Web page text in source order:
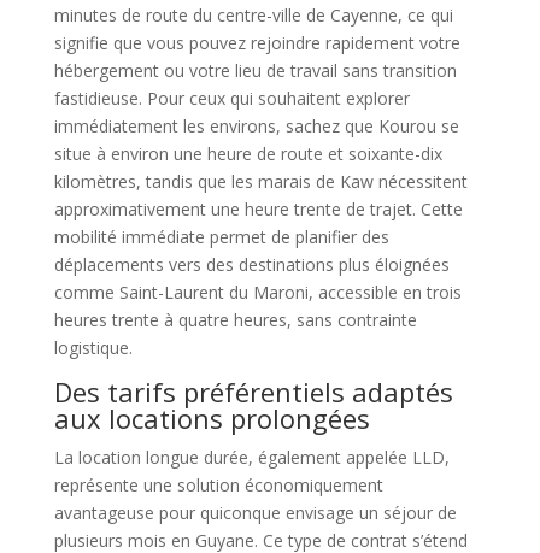
minutes de route du centre-ville de Cayenne, ce qui
signifie que vous pouvez rejoindre rapidement votre
hébergement ou votre lieu de travail sans transition
fastidieuse. Pour ceux qui souhaitent explorer
immédiatement les environs, sachez que Kourou se
situe à environ une heure de route et soixante-dix
kilomètres, tandis que les marais de Kaw nécessitent
approximativement une heure trente de trajet. Cette
mobilité immédiate permet de planifier des
déplacements vers des destinations plus éloignées
comme Saint-Laurent du Maroni, accessible en trois
heures trente à quatre heures, sans contrainte
logistique.
Des tarifs préférentiels adaptés
aux locations prolongées
La location longue durée, également appelée LLD,
représente une solution économiquement
avantageuse pour quiconque envisage un séjour de
plusieurs mois en Guyane. Ce type de contrat s’étend